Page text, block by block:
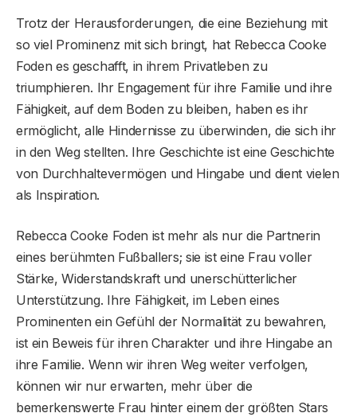
Trotz der Herausforderungen, die eine Beziehung mit
so viel Prominenz mit sich bringt, hat Rebecca Cooke
Foden es geschafft, in ihrem Privatleben zu
triumphieren. Ihr Engagement für ihre Familie und ihre
Fähigkeit, auf dem Boden zu bleiben, haben es ihr
ermöglicht, alle Hindernisse zu überwinden, die sich ihr
in den Weg stellten. Ihre Geschichte ist eine Geschichte
von Durchhaltevermögen und Hingabe und dient vielen
als Inspiration.
Rebecca Cooke Foden ist mehr als nur die Partnerin
eines berühmten Fußballers; sie ist eine Frau voller
Stärke, Widerstandskraft und unerschütterlicher
Unterstützung. Ihre Fähigkeit, im Leben eines
Prominenten ein Gefühl der Normalität zu bewahren,
ist ein Beweis für ihren Charakter und ihre Hingabe an
ihre Familie. Wenn wir ihren Weg weiter verfolgen,
können wir nur erwarten, mehr über die
bemerkenswerte Frau hinter einem der größten Stars